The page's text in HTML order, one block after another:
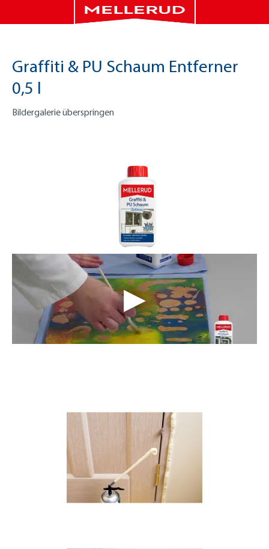
Graffiti & PU Schaum Entferner
0,5 l
Bildergalerie überspringen